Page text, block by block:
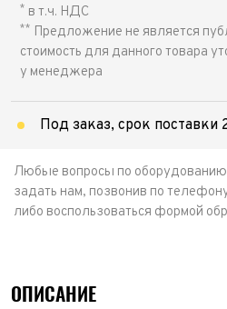
* в т.ч. НДС
** Предложение не является
стоимость для данного товара
у менеджера
Под заказ, срок поставки
Любые вопросы по
задать нам, позвонив по
либо воспользоваться формой
ОПИСАНИЕ